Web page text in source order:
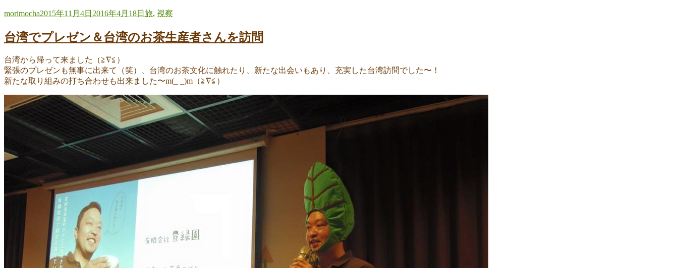
露
の
投
者
morimocha投
日:
2015年11月4日 2016年4月18日 カ
ゴ
リ
旅, 視察
台湾でプレゼン＆台湾のお茶生産者さんを訪問
台湾から帰って来ました（≧∇≦）
緊張のプレゼンも無事に出来て（笑）、台湾のお茶文化に触れたり、新たな出会いもあり、充実した台湾訪問でした〜！
新たな取り組みの打ち合わせも出来ました〜m(_ _)m（≧∇≦）